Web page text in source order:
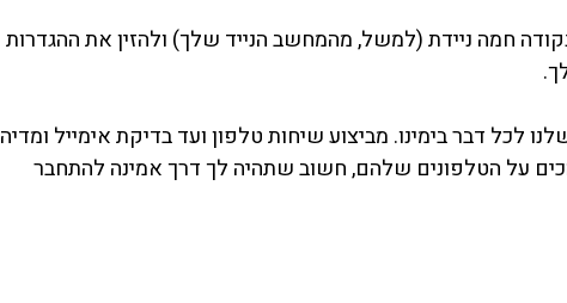
חמה ניידת (למשל, מהמחשב הנייד שלך) ולהזין את ההגדרות
לכל דבר בימינו. מביצוע שיחות טלפון ועד בדיקת אימייל ומדיה
על הטלפונים שלהם, חשוב שתהיה לך דרך אמינה להתחבר